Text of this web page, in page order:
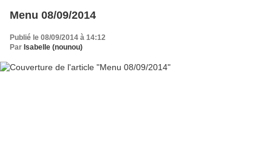
Menu 08/09/2014
Publié le 08/09/2014 à 14:12
Par Isabelle (nounou)